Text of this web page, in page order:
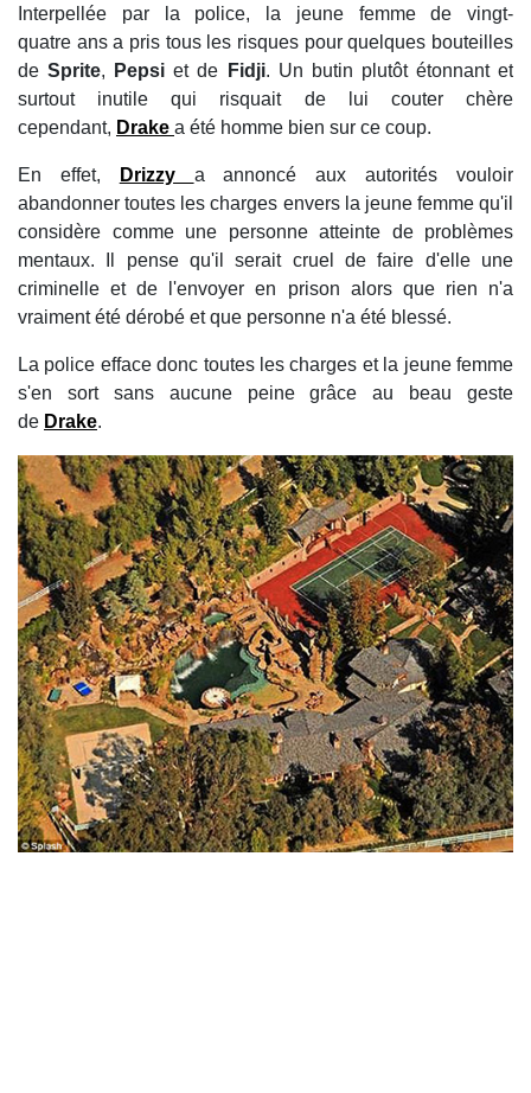
Interpellée par la police, la jeune femme de vingt-
quatre ans a pris tous les risques pour quelques bouteilles
deSprite, Pepsiet de Fidji. Un butin plutôt étonnant et
surtout inutile qui risquait de lui couter chère
cependant, Drake a été homme bien sur ce coup.
En effet, Drizzy a annoncé aux autorités vouloir
abandonner toutes les charges envers la jeune femme qu'il
considère comme une personne atteinte de problèmes
mentaux. Il pense qu'il serait cruel de faire d'elle une
criminelle et de l'envoyer en prison alors que rien n'a
vraiment été dérobé et que personne n'a été blessé.
La police efface donc toutes les charges et la jeune femme
s'en sort sans aucune peine grâce au beau geste
de Drake.